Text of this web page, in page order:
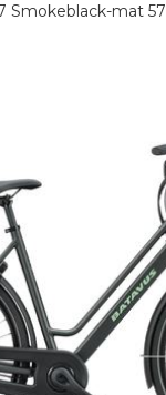
Smokeblack-mat 57